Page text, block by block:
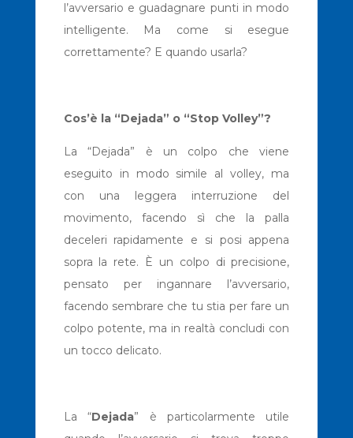
l’avversario e guadagnare punti in modo
intelligente. Ma come si esegue
correttamente? E quando usarla?
Cos’è la “Dejada” o “Stop Volley”?
La “Dejada” è un colpo che viene
eseguito in modo simile al volley, ma
con una leggera interruzione del
movimento, facendo sì che la palla
deceleri rapidamente e si posi appena
sopra la rete. È un colpo di precisione,
pensato per ingannare l’avversario,
facendo sembrare che tu stia per fare un
colpo potente, ma in realtà concludi con
un tocco delicato.
La “Dejada” è particolarmente utile